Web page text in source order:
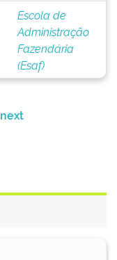
Escola de
Administração
Fazendária
(Esaf)
next